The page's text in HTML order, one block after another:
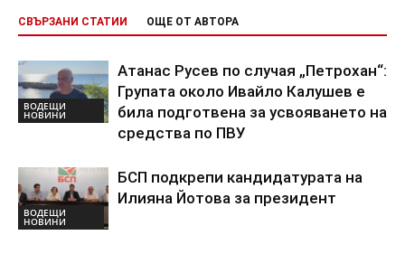
СВЪРЗАНИ СТАТИИ ОЩЕ ОТ АВТОРА
ВОДЕЩИ
НОВИНИ
Атанас Русев по случая „Петрохан“:
Групата около Ивайло Калушев е
била подготвена за усвояването на
средства по ПВУ
ВОДЕЩИ
НОВИНИ
БСП подкрепи кандидатурата на
Илияна Йотова за президент